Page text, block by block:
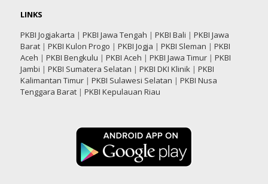
LINKS
PKBI Jogjakarta | PKBI Jawa Tengah | PKBI Bali | PKBI Jawa
Barat| PKBI Kulon Progo | PKBI Jogja | PKBI Sleman | PKBI
Aceh | PKBI Bengkulu | PKBI Aceh | PKBI Jawa Timur| PKBI
Jambi | PKBI Sumatera Selatan | PKBI DKI Klinik| PKBI
Kalimantan Timur| PKBI Sulawesi Selatan | PKBI Nusa
Tenggara Barat| PKBI Kepulauan Riau